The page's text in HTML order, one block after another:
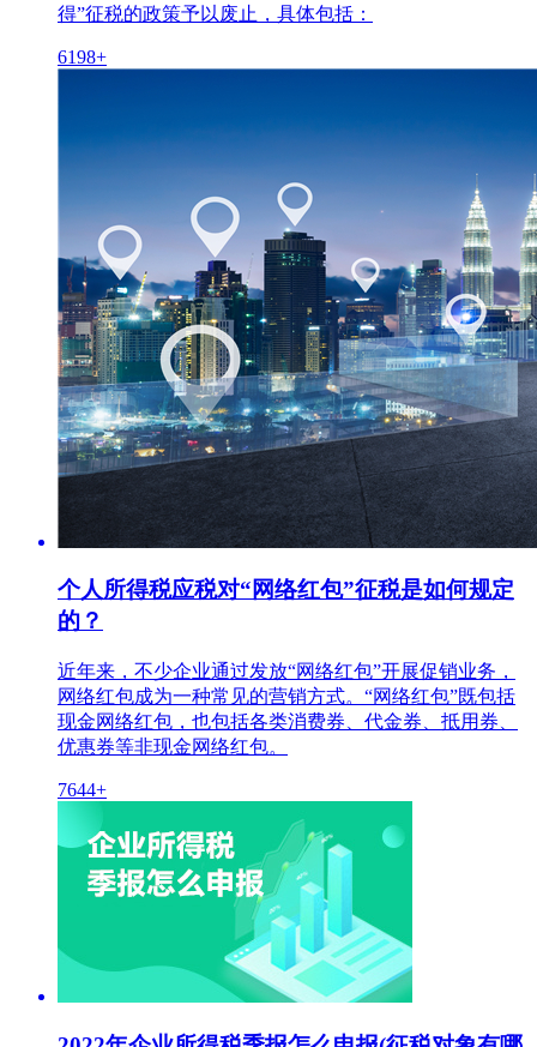
得”征税的政策予以废止，具体包括：
6198+
个人所得税应税对“网络红包”征税是如何规定
的？
近年来，不少企业通过发放“网络红包”开展促销业务，
网络红包成为一种常见的营销方式。“网络红包”既包括
现金网络红包，也包括各类消费券、代金券、抵用券、
优惠券等非现金网络红包。
7644+